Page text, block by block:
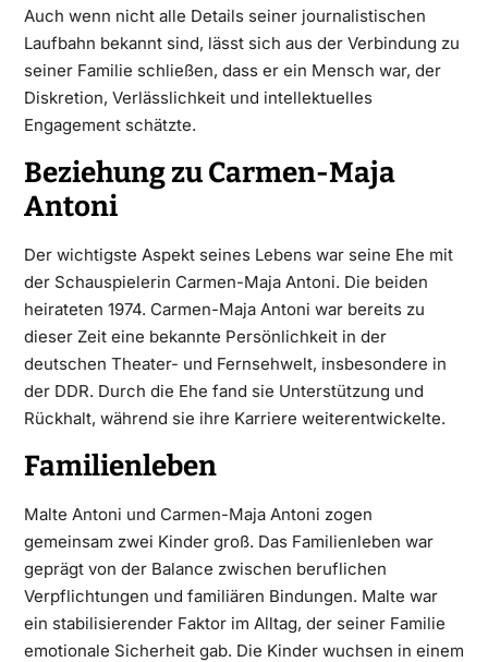
Auch wenn nicht alle Details seiner journalistischen
Laufbahn bekannt sind, lässt sich aus der Verbindung zu
seiner Familie schließen, dass er ein Mensch war, der
Diskretion, Verlässlichkeit und intellektuelles
Engagement schätzte.
Beziehung zu Carmen-Maja
Antoni
Der wichtigste Aspekt seines Lebens war seine Ehe mit
der Schauspielerin Carmen-Maja Antoni. Die beiden
heirateten 1974. Carmen-Maja Antoni war bereits zu
dieser Zeit eine bekannte Persönlichkeit in der
deutschen Theater- und Fernsehwelt, insbesondere in
der DDR. Durch die Ehe fand sie Unterstützung und
Rückhalt, während sie ihre Karriere weiterentwickelte.
Familienleben
Malte Antoni und Carmen-Maja Antoni zogen
gemeinsam zwei Kinder groß. Das Familienleben war
geprägt von der Balance zwischen beruflichen
Verpflichtungen und familiären Bindungen. Malte war
ein stabilisierender Faktor im Alltag, der seiner Familie
emotionale Sicherheit gab. Die Kinder wuchsen in einem